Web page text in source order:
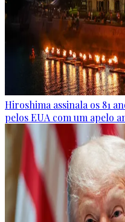
Hiroshima assinala os 81
pelos EUA com um apelo